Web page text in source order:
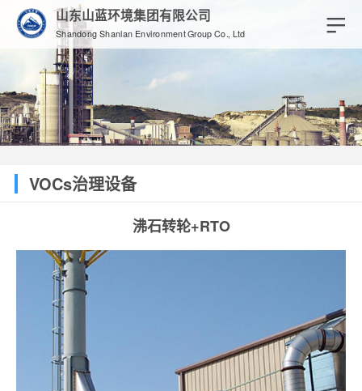
山东山蓝环境集团有限公司
Shandong Shanlan Environment Group Co., Ltd
VOCs治理设备
沸石转轮+RTO